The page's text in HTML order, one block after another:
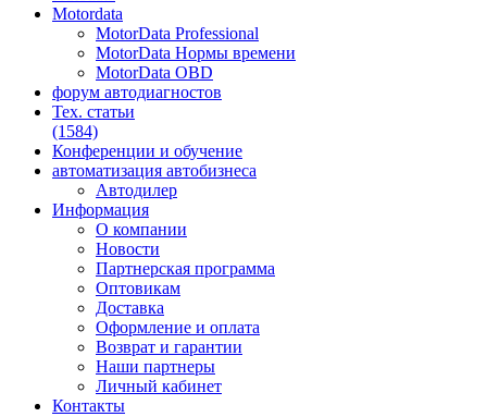
Motordata
MotorData Professional
MotorData Нормы времени
MotorData OBD
форум автодиагностов
Тех. статьи
(1584)
Конференции и обучение
автоматизация автобизнеса
Автодилер
Информация
О компании
Новости
Партнерская программа
Оптовикам
Доставка
Оформление и оплата
Возврат и гарантии
Наши партнеры
Личный кабинет
Контакты